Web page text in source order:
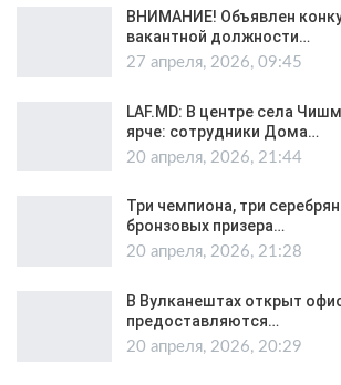
ВНИМАНИЕ! Объявлен
вакантной должности…
27 апреля, 2026, 09:45
LAF.MD: В центре села
ярче: сотрудники Дома…
20 апреля, 2026, 21:44
Три чемпиона, три
бронзовых призера…
20 апреля, 2026, 21:28
В Вулканештах открыт
предоставляются…
20 апреля, 2026, 20:29